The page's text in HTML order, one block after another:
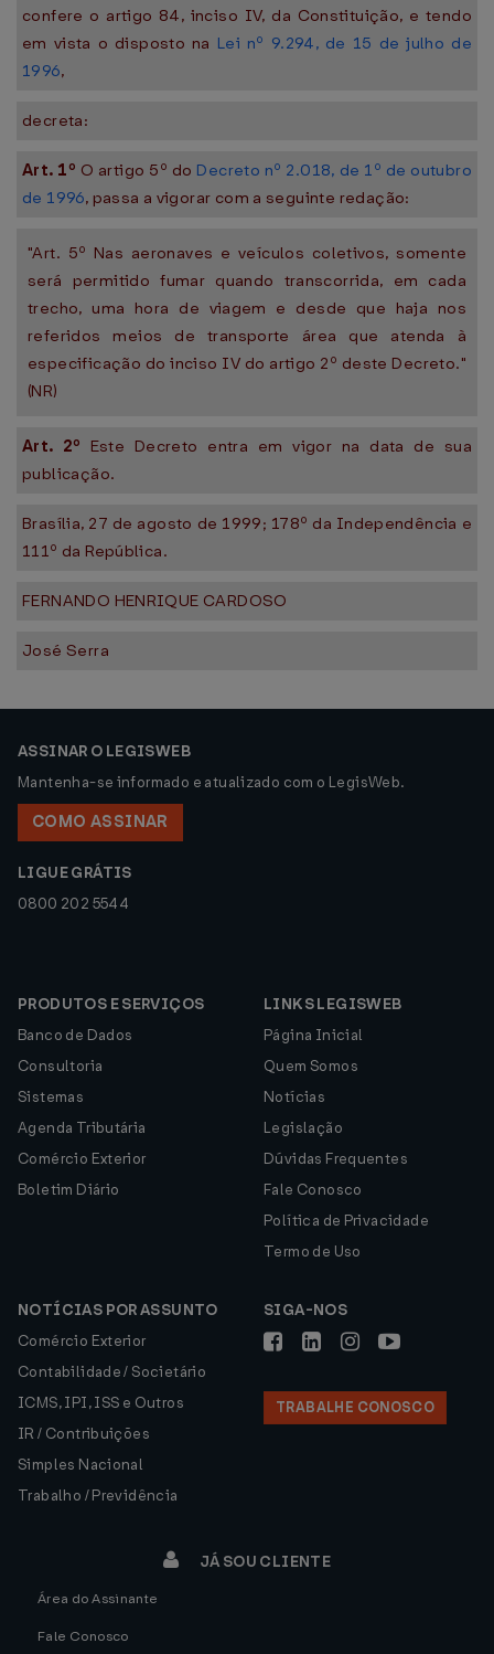
confere o artigo 84, inciso IV, da Constituição, e tendo
em vista o disposto na Lei nº 9.294, de 15 de julho de
1996,
decreta:
Art. 1º O artigo 5º do Decreto nº 2.018, de 1º de outubro
de 1996, passa a vigorar com a seguinte redação:
"Art. 5º Nas aeronaves e veículos coletivos, somente
será permitido fumar quando transcorrida, em cada
trecho, uma hora de viagem e desde que haja nos
referidos meios de transporte área que atenda à
especificação do inciso IV do artigo 2º deste Decreto."
(NR)
Art. 2º Este Decreto entra em vigor na data de sua
publicação.
Brasília, 27 de agosto de 1999; 178º da Independência e
111º da República.
FERNANDO HENRIQUE CARDOSO
José Serra
ASSINAR O LEGISWEB
Mantenha-se informado e atualizado com o LegisWeb.
COMO ASSINAR
LIGUE GRÁTIS
0800 202 5544
PRODUTOS E SERVIÇOS
Banco de Dados
Consultoria
Sistemas
Agenda Tributária
Comércio Exterior
Boletim Diário
LINKS LEGISWEB
Página Inicial
Quem Somos
Notícias
Legislação
Dúvidas Frequentes
Fale Conosco
Política de Privacidade
Termo de Uso
NOTÍCIAS POR ASSUNTO
Comércio Exterior
Contabilidade / Societário
ICMS, IPI, ISS e Outros
IR / Contribuições
Simples Nacional
Trabalho / Previdência
SIGA-NOS
TRABALHE CONOSCO
JÁ SOU CLIENTE
Área do Assinante
Fale Conosco